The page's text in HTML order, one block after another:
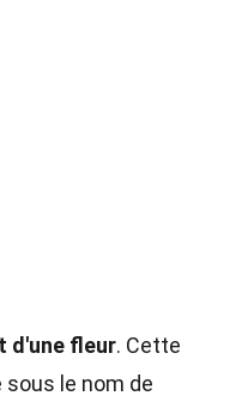
d'une fleur. Cette
le nom de